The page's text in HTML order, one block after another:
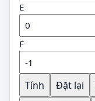
E
F
Tính Đặt lại